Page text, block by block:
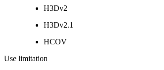
H3Dv2
H3Dv2.1
HCOV
Use limitation